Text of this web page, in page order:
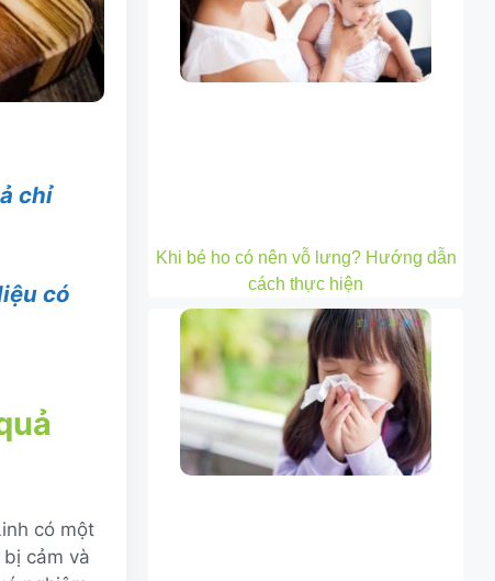
chỉ
có
có một
cảm và
Khi bé ho có nên vỗ lưng? Hướng dẫn
cách thực hiện